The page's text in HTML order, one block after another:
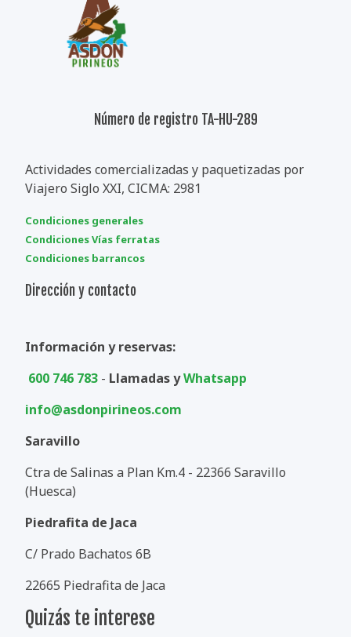
Número de registro TA-HU-289
Actividades comercializadas y paquetizadas por
Viajero Siglo XXI, CICMA: 2981
Condiciones generales
Condiciones Vías ferratas
Condiciones barrancos
Dirección y contacto
Información y reservas:
600 746 783 - Llamadas yWhatsapp
info@asdonpirineos.com
Saravillo
Ctra de Salinas a Plan Km.4 - 22366 Saravillo
(Huesca)
Piedrafita de Jaca
C/ Prado Bachatos 6B
22665 Piedrafita de Jaca
Quizás te interese